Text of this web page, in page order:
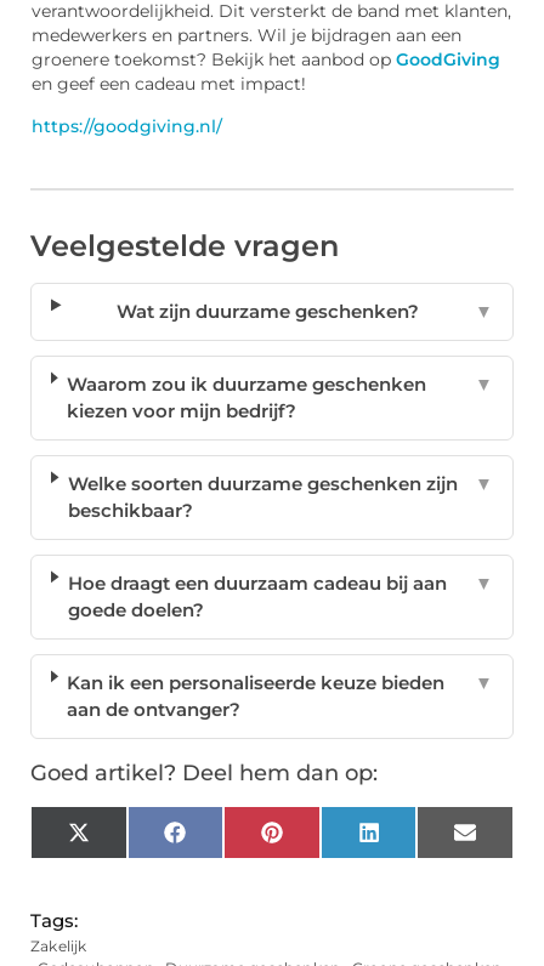
verantwoordelijkheid. Dit versterkt de band met klanten,
medewerkers en partners. Wil je bijdragen aan een
groenere toekomst? Bekijk het aanbod op GoodGiving
en geef een cadeau met impact!
https://goodgiving.nl/
Veelgestelde vragen
Wat zijn duurzame geschenken? ▼
Waarom zou ik duurzame geschenken
kiezen voor mijn bedrijf?
▼
Welke soorten duurzame geschenken zijn
beschikbaar?
▼
Hoe draagt een duurzaam cadeau bij aan
goede doelen?
▼
Kan ik een personaliseerde keuze bieden
aan de ontvanger?
▼
Goed artikel? Deel hem dan op:
X
(Twitter)
FacebookPinterest LinkedIn Email
Tags:
Zakelijk